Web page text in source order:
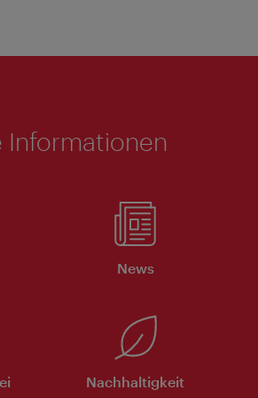
Informationen
News
Nachhaltigkeit